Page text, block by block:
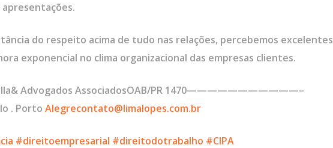
apresentações.
do respeito acima de tudo nas relações, percebemos excelentes
exponencial no clima organizacional das empresas clientes.
Advogados AssociadosOAB/PR 1470———————————–
. Porto Alegrecontato@limalopes.com.br
#direitoempresarial #direitodotrabalho #CIPA